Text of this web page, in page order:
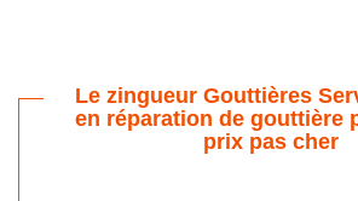
Le zingueur Gouttières
en réparation de gouttière
prix pas cher